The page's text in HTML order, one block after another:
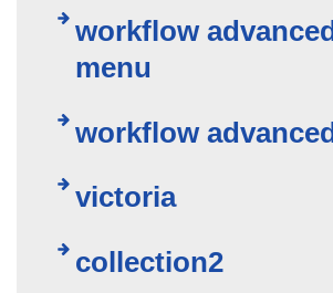
workflow advanced
menu
workflow advanced
victoria
collection2